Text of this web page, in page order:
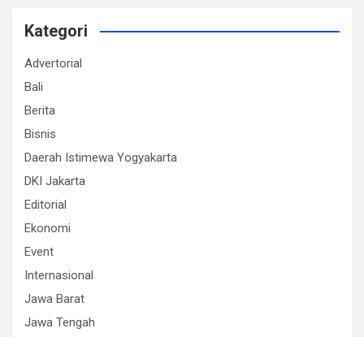
Kategori
Advertorial
Bali
Berita
Bisnis
Daerah Istimewa Yogyakarta
DKI Jakarta
Editorial
Ekonomi
Event
Internasional
Jawa Barat
Jawa Tengah